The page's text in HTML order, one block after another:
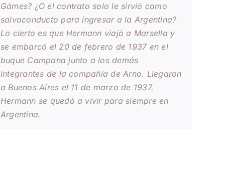
Gámes? ¿O el contrato solo le sirvió como
salvoconducto para ingresar a la Argentina?
Lo cierto es que Hermann viajó a Marsella y
se embarcó el 20 de febrero de 1937 en el
buque Campana junto a los demás
integrantes de la compañía de Arno. Llegaron
a Buenos Aires el 11 de marzo de 1937.
Hermann se quedó a vivir para siempre en
Argentina.